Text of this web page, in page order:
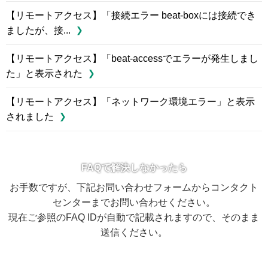
【リモートアクセス】「接続エラー beat-boxには接続でき
ましたが、接...
【リモートアクセス】「beat-accessでエラーが発生しまし
た」と表示された
【リモートアクセス】「ネットワーク環境エラー」と表示
されました
FAQで解決しなかったら
お手数ですが、下記お問い合わせフォームからコンタクト
センターまでお問い合わせください。
現在ご参照のFAQ IDが自動で記載されますので、そのまま
送信ください。